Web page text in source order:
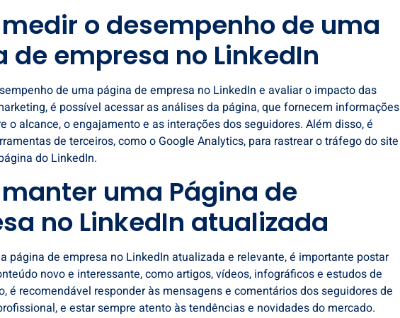
o desempenho de uma
de empresa no LinkedIn
de uma página de empresa no LinkedIn e avaliar o impacto das
é possível acessar as análises da página, que fornecem informações
o alcance, o engajamento e as interações dos seguidores. Além disso, é
de terceiros, como o Google Analytics, para rastrear o tráfego do site
do LinkedIn.
uma Página de
no LinkedIn atualizada
página de empresa no LinkedIn atualizada e relevante, é importante postar
novo e interessante, como artigos, vídeos, infográficos e estudos de
é recomendável responder às mensagens e comentários dos seguidores de
e estar sempre atento às tendências e novidades do mercado.